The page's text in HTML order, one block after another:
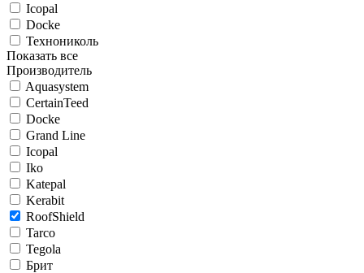
Icopal
Docke
Технониколь
Показать все
Производитель
Aquasystem
CertainTeed
Docke
Grand Line
Icopal
Iko
Katepal
Kerabit
RoofShield
Tarco
Tegola
Брит